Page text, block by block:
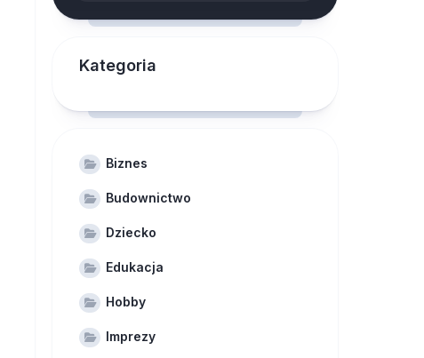
Kategoria
Biznes
Budownictwo
Dziecko
Edukacja
Hobby
Imprezy